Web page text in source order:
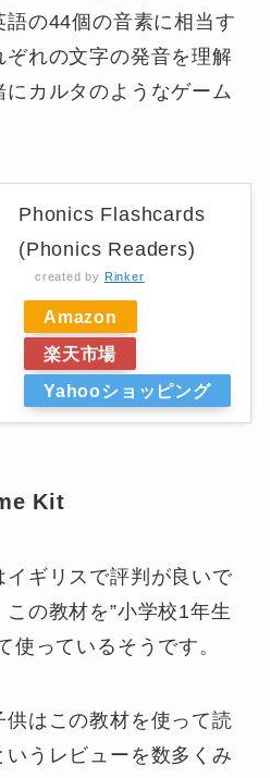
の44個の音素に相当す
ぞれの文字の発音を理解
カルタのようなゲーム
Phonics Flashcards
(Phonics Readers)
created by Rinker
Amazon
楽天市場
Yahooショッピング
Kit
イギリスで評判が良いで
の教材を”小学校1年生
使っているそうです。
供はこの教材を使って読
うレビューを数多くみ